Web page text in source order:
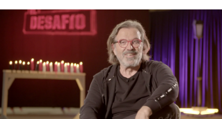
La prueba de Pepe Navarro consiste en
completar un circuito y apagar unas velas con el
dron manejándolo a una altura constante.
El concursante ha tenido que ser muy sutil y solo
tiene la visión de la cámara frontal del dron, por
lo que si se deja una vela no lo podrá ver. En la
primera parte del circuito, Pepe Navarro se ha
dejado dos velas encendidas y ha perdido el
control del dron.